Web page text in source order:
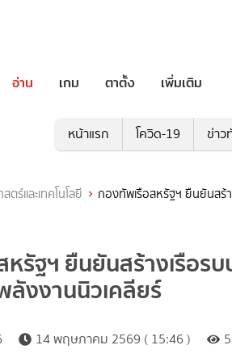
อ่าน เกม ตาตั้ง เพิ่มเติม
หน้าแรก โควิด-19 ข่าว
ตร์และเทคโนโลยี กองทัพเรือสหรัฐฯ ยืนยันสร้
รัฐฯ ยืนยันสร้างเรือร
งงานนิวเคลียร์
14 พฤษภาคม 2569 ( 15:46 )